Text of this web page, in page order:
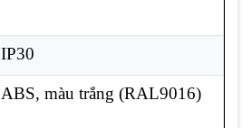
IP30
ABS, màu trắng (RAL9016)